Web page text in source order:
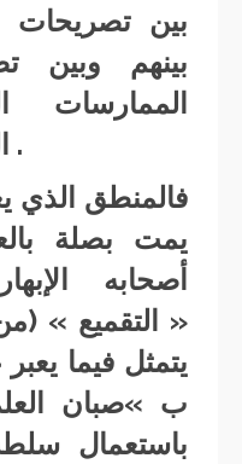
بين تصريحات
بينهم وبين
الممارسات
المجيشين من طرفهم .
فالمنطق الذي
يمت بصلة
أصحابه
« التقميع »
يتمثل فيما يعبر
ب »صبان
باستعمال